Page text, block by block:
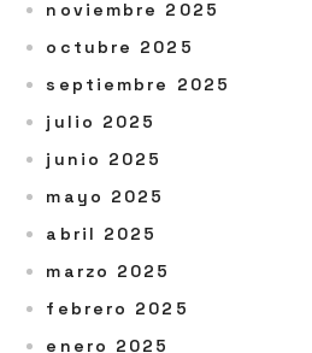
noviembre 2025
octubre 2025
septiembre 2025
julio 2025
junio 2025
mayo 2025
abril 2025
marzo 2025
febrero 2025
enero 2025